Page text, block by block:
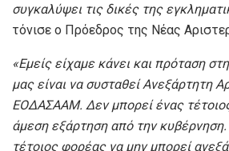
συγκαλύψει τις δικές της
τόνισε ο Πρόεδρος της Νέας
«Εμείς είχαμε κάνει και πρόταση
μας είναι να συσταθεί Ανεξάρτητη
ΕΟΔΑΣΑΑΜ. Δεν μπορεί ένας
άμεση εξάρτηση από την
τέτοιος φορέας να μην μπορεί